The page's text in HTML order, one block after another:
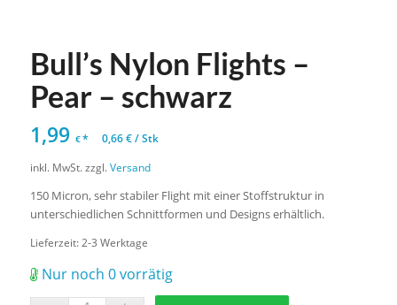
Bull’s Nylon Flights –
Pear – schwarz
1,99 €* 0,66€/Stk
inkl. MwSt. zzgl. Versand
150 Micron, sehr stabiler Flight mit einer Stoffstruktur in
unterschiedlichen Schnittformen und Designs erhältlich.
Lieferzeit: 2-3 Werktage
Nur noch 0 vorrätig